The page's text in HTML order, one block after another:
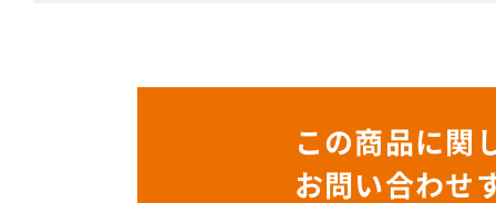
この商品に関
お問い合わせ